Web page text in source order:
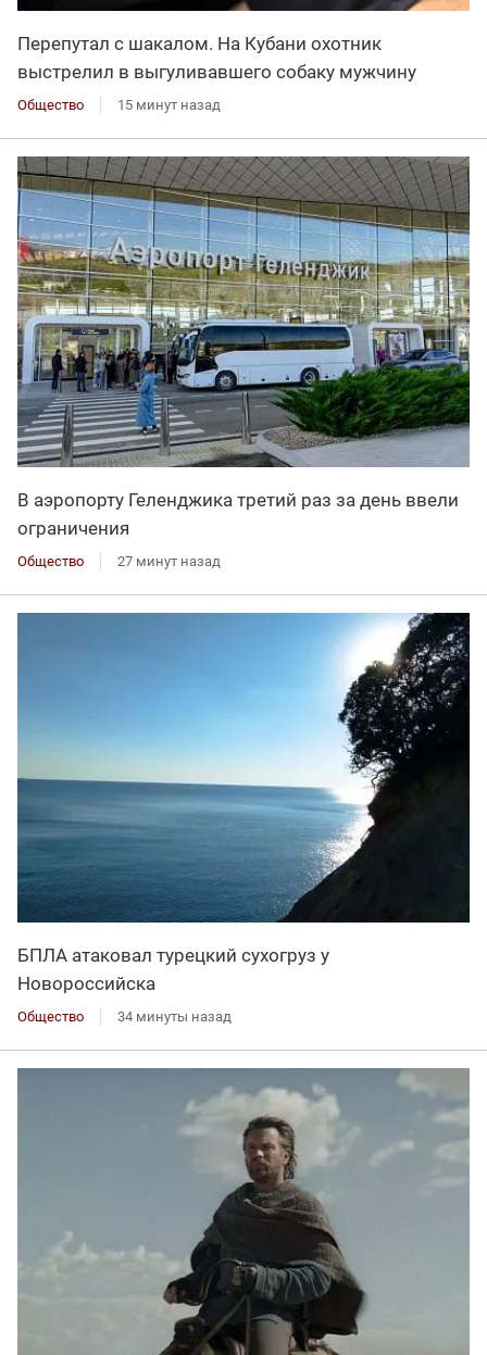
Перепутал с шакалом. На Кубани охотник
выстрелил в выгуливавшего собаку мужчину
Общество 15 минут назад
В аэропорту Геленджика третий раз за день ввели
ограничения
Общество 27 минут назад
БПЛА атаковал турецкий сухогруз у
Новороссийска
Общество 34 минуты назад